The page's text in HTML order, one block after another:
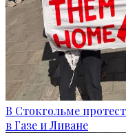
В Стокгольме
в Газе и Ливане